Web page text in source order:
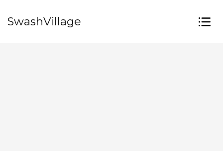
SwashVillage